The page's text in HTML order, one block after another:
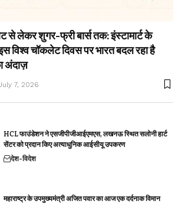
से लेकर शुगर-फ्री बार्स तक: इंस्टामार्ट के
विश्व चॉकलेट दिवस पर भारत बदल रहा है
अंदाज़
7, 2026
HCL फाउंडेशन ने एसजीपीजीआईएमएस, लखनऊ स्थित सलोनी हार्ट
सेंटर को प्रदान किए अत्याधुनिक आईसीयू उपकरण
देश-विदेश
महाराष्ट्र के उपमुख्यमंत्री अजित पवार का आज एक दर्दनाक विमान